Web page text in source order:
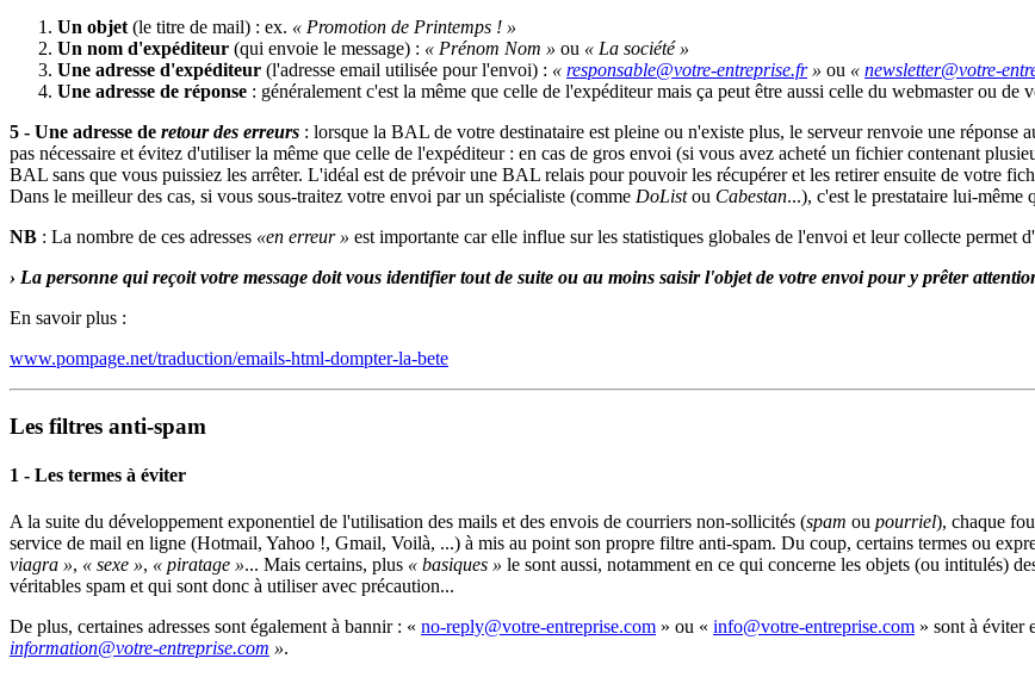
Un objet (le titre de mail) : ex. « Promotion de Printemps ! »
Un nom d'expéditeur (qui envoie le message) : « Prénom Nom » ou « La société »
Une adresse d'expéditeur (l'adresse email utilisée pour l'envoi) : « » ou «
Une adresse de réponse : généralement c'est la même que celle de l'expéditeur mais ça peut être aussi celle du webmaster ou de
5 - Une adresse de retour des erreurs : lorsque la BAL de votre destinataire est pleine ou n'existe plus, le serveur renvoie une réponse
pas nécessaire et évitez d'utiliser la même que celle de l'expéditeur : en cas de gros envoi (si vous avez acheté un fichier contenant
BAL sans que vous puissiez les arrêter. L'idéal est de prévoir une BAL relais pour pouvoir les récupérer et les retirer ensuite de votre
Dans le meilleur des cas, si vous sous-traitez votre envoi par un spécialiste (comme DoListou Cabestan...), c'est le prestataire lui-même
NB : La nombre de ces adresses «en erreur » est importante car elle influe sur les statistiques globales de l'envoi et leur collecte permet
› La personne qui reçoit votre message doit vous identifier tout de suite ou au moins saisir l'objet de votre envoi pour y prêter
En savoir plus :
www.pompage.net/traduction/emails-html-dompter-la-bete
Les filtres anti-spam
1 - Les termes à éviter
A la suite du développement exponentiel de l'utilisation des mails et des envois de courriers non-sollicités (spam ou pourriel), chaque
service de mail en ligne (Hotmail, Yahoo !, Gmail, Voilà, ...) à mis au point son propre filtre anti-spam. Du coup, certains termes ou
viagra », « sexe », « piratage »... Mais certains, plus « basiques » le sont aussi, notamment en ce qui concerne les objets (ou intitulés)
véritables spam et qui sont donc à utiliser avec précaution...
De plus, certaines adresses sont également à bannir : «
» ou « » sont à éviter
».